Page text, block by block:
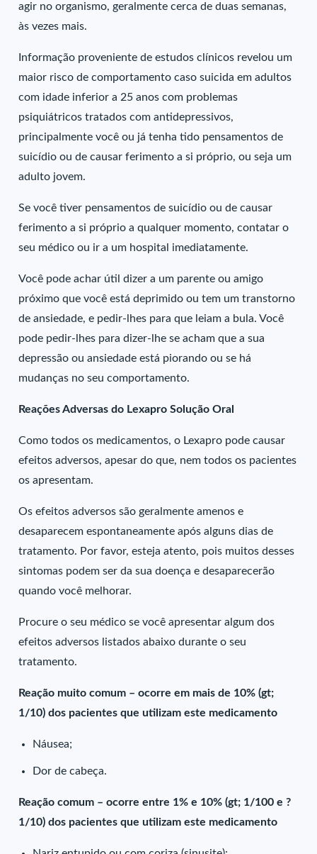
agir no organismo, geralmente cerca de duas semanas,
às vezes mais.
Informação proveniente de estudos clínicos revelou um
maior risco de comportamento caso suicida em adultos
com idade inferior a 25 anos com problemas
psiquiátricos tratados com antidepressivos,
principalmente você ou já tenha tido pensamentos de
suicídio ou de causar ferimento a si próprio, ou seja um
adulto jovem.
Se você tiver pensamentos de suicídio ou de causar
ferimento a si próprio a qualquer momento, contatar o
seu médico ou ir a um hospital imediatamente.
Você pode achar útil dizer a um parente ou amigo
próximo que você está deprimido ou tem um transtorno
de ansiedade, e pedir-lhes para que leiam a bula. Você
pode pedir-lhes para dizer-lhe se acham que a sua
depressão ou ansiedade está piorando ou se há
mudanças no seu comportamento.
Reações Adversas do Lexapro Solução Oral
Como todos os medicamentos, o Lexapro pode causar
efeitos adversos, apesar do que, nem todos os pacientes
os apresentam.
Os efeitos adversos são geralmente amenos e
desaparecem espontaneamente após alguns dias de
tratamento. Por favor, esteja atento, pois muitos desses
sintomas podem ser da sua doença e desaparecerão
quando você melhorar.
Procure o seu médico se você apresentar algum dos
efeitos adversos listados abaixo durante o seu
tratamento.
Reação muito comum – ocorre em mais de 10% (gt;
1/10) dos pacientes que utilizam este medicamento
Náusea;
Dor de cabeça.
Reação comum – ocorre entre 1% e 10% (gt; 1/100 e ?
1/10) dos pacientes que utilizam este medicamento